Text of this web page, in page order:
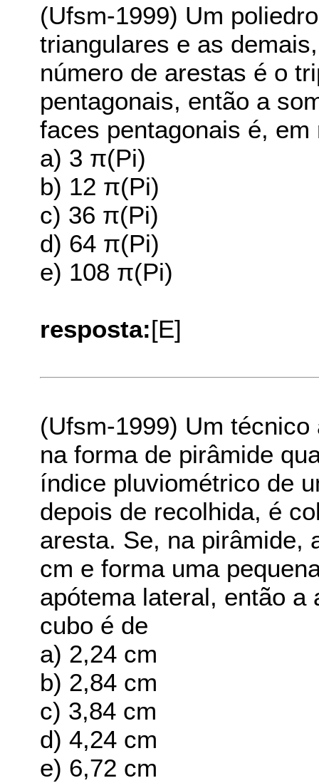
(Ufsm-1999) Um
triangulares e as
número de arestas é o
pentagonais, então a
faces pentagonais é,
a) 3 π(Pi)
b) 12 π(Pi)
c) 36 π(Pi)
d) 64 π(Pi)
e) 108 π(Pi)
resposta:[E]
(Ufsm-1999) Um
na forma de pirâmide
índice pluviométrico de
depois de recolhida, é
aresta. Se, na pirâmide,
cm e forma uma
apótema lateral, então a
cubo é de
a) 2,24 cm
b) 2,84 cm
c) 3,84 cm
d) 4,24 cm
e) 6,72 cm